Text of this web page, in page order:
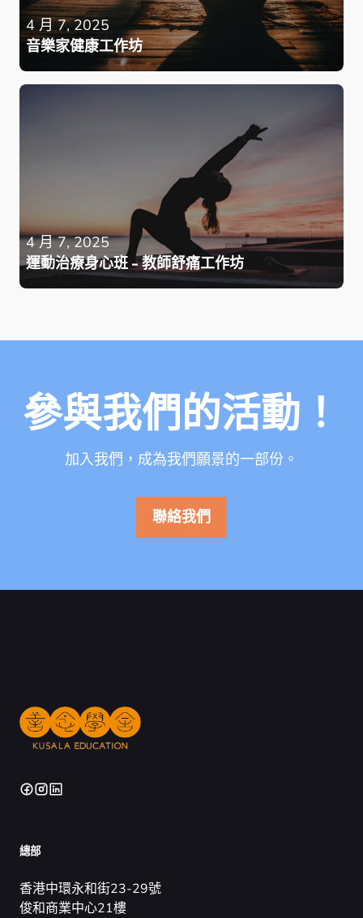
4 月 7, 2025
音樂家健康工作坊
4 月 7, 2025
運動治療身心班 - 教師舒痛工作坊
參與我們的活動！
加入我們，成為我們願景的一部份。
聯絡我們
總部
香港中環永和街23-29號
俊和商業中心21樓